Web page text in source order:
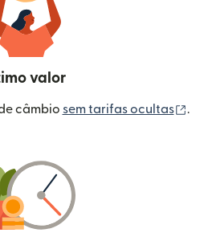
valor
câmbio sem tarifas ocultas .